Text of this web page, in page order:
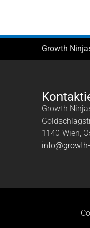
Growth
Growth
1140 Wien,